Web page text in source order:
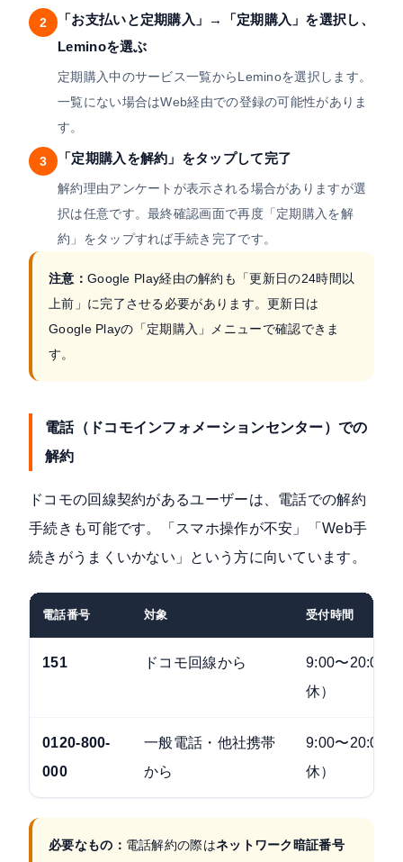
2
「お支払いと定期購入」→「定期購入」を選択し、
Leminoを選ぶ
定期購入中のサービス一覧からLeminoを選択します。
一覧にない場合はWeb経由での登録の可能性がありま
す。
3 「定期購入を解約」をタップして完了
解約理由アンケートが表示される場合がありますが選
択は任意です。最終確認画面で再度「定期購入を解
約」をタップすれば手続き完了です。
注意： Google Play経由の解約も「更新日の24時間以
上前」に完了させる必要があります。更新日は
Google Playの「定期購入」メニューで確認できま
す。
電話（ドコモインフォメーションセンター）での
解約
ドコモの回線契約があるユーザーは、電話での解約
手続きも可能です。「スマホ操作が不安」「Web手
続きがうまくいかない」という方に向いています。
電話番号 対象 受付時間
151 ドコモ回線から
9:00〜20:00
休）
0120-800-
000
一般電話・他社携帯
から
9:00〜20:00
休）
必要なもの： 電話解約の際はネットワーク暗証番号